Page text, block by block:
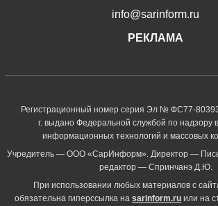
info@sarinform.ru
РЕКЛАМА
Регистрационный номер серия Эл № ФС77-
г. выдано Федеральной службой по надзору
информационных технологий и массовых
Учредитель — ООО «СарИнформ». Директор —
редактор — Спринчанэ Д.Ю.
При использовании любых материалов с
обязательна гиперссылка на sarinform.ru или на